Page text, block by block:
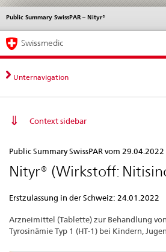
Direktnavigation
News,
Rechtsgrundlagen,
Kontakt
News & Updates
Public Summary SwissPAR – Nityr®
Sprachwahl
Service
Hauptnavigation
Swissmedic
Unternavigation
Context sidebar
Summary
SwissPAR
–
Public Summary SwissPAR vom 29.04.2022
Nityr® (Wirkstoff:
Erstzulassung in der Schweiz: 24.01.2022
Arzneimittel (Tablette) zur Behandlung
Tyrosinämie Typ 1 (HT-1) bei Kindern,